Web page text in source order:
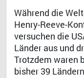
Während die
Henry-Reeve-
versuchen die
Länder aus und
Trotzdem waren
bisher 39